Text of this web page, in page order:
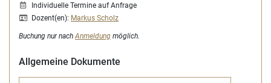
Individuelle Termine auf Anfrage
Dozent(en): Markus Scholz
Buchung nur nachAnmeldung möglich.
Allgemeine Dokumente